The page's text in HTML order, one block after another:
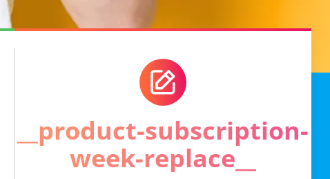
__product-subscription-
week-replace__